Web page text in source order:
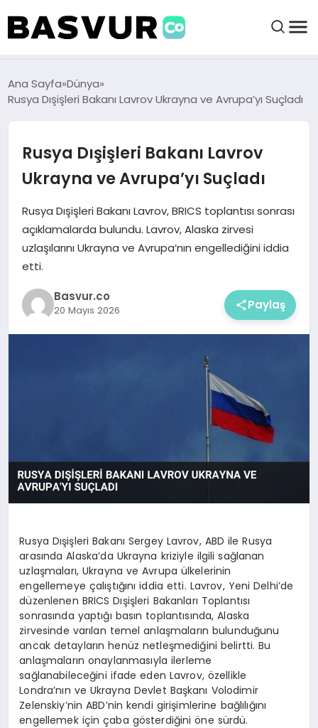
BAŞVURULAR
BAYILIKLER
HABERLER
İŞ FIKIRLERI
KRIPTO HABER
Ana Sayfa Dünya
Rusya Dışişleri Bakanı Lavrov Ukrayna ve Avrupa’yı Suçladı
Rusya Dışişleri Bakanı Lavrov
Ukrayna ve Avrupa’yı Suçladı
Rusya Dışişleri Bakanı Lavrov, BRICS toplantısı sonrası
açıklamalarda bulundu. Lavrov, Alaska zirvesi
uzlaşılarını Ukrayna ve Avrupa’nın engellediğini iddia
etti.
Basvur.co
20 Mayıs 2026 Paylaş
Rusya Dışişleri Bakanı Sergey Lavrov, ABD ile Rusya
arasında Alaska’da Ukrayna kriziyle ilgili sağlanan
uzlaşmaları, Ukrayna ve Avrupa ülkelerinin
engellemeye çalıştığını iddia etti. Lavrov, Yeni Delhi’de
düzenlenen BRICS Dışişleri Bakanları Toplantısı
sonrasında yaptığı basın toplantısında, Alaska
zirvesinde varılan temel anlaşmaların bulunduğunu
ancak detayların henüz netleşmediğini belirtti. Bu
anlaşmaların onaylanmasıyla ilerleme
sağlanabileceğini ifade eden Lavrov, özellikle
Londra’nın ve Ukrayna Devlet Başkanı Volodimir
Zelenskiy’nin ABD’nin kendi girişimlerine bağlılığını
engellemek için çaba gösterdiğini öne sürdü.